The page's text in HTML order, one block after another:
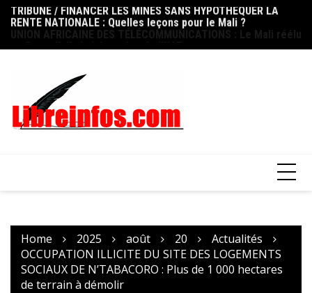
Skip
content
UNION AFRICAINE DES TÉLÉCOMMUNICATIONS : Le Mali réélu
au Conseil d’administration de l’UAT
Home 2025 août 20
Actualités
OCCUPATION ILLICITE DU SITE DES LOGEMENTS
SOCIAUX DE N’TABACORO : Plus de 1 000 hectares
de terrain à démolir